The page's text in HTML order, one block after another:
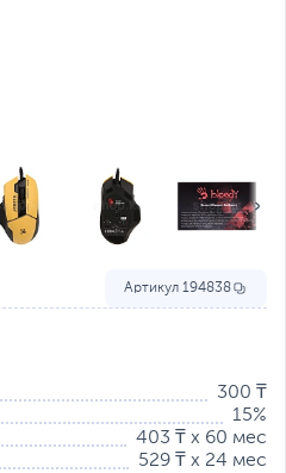
Артикул 194838
300 ₸
15%
403 ₸ x 60 мес
529 ₸ x 24 мес